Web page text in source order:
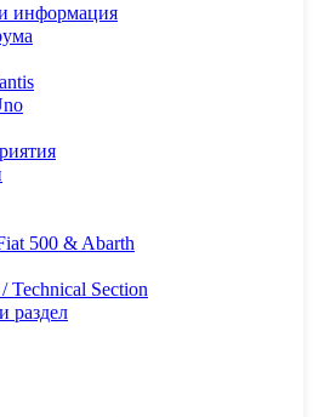
информация
500 & Abarth
Technical Section
раздел